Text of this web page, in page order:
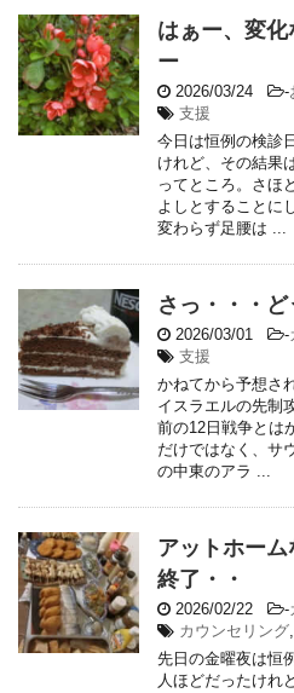
はぁー、変
ー
2026/03/24 -
支援
今日は恒例の検診
けれど、その結果
ってところ。さほ
よしとすることに
変わらず足腰は ...
さっ・・・
2026/03/01 -
支援
かねてから予想さ
イスラエルの先制
前の12日戦争とは
だけではなく、サ
の中東のアラ ...
アットホー
終了・・
2026/02/22 -
カウンセリング,
先日の金曜夜は恒
人ほどだったけれ